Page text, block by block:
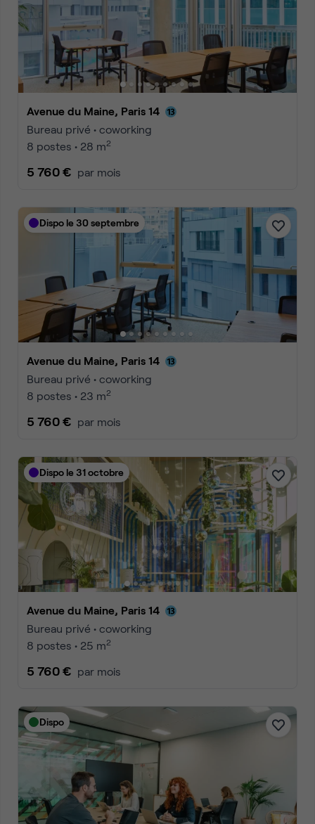
Avenue du Maine, Paris 14
Bureau privé • coworking
8 postes • 28 m2
5 760 € par mois
Dispo le 30 septembre
Avenue du Maine, Paris 14
Bureau privé • coworking
8 postes • 23 m2
5 760 € par mois
Dispo le 31 octobre
Avenue du Maine, Paris 14
Bureau privé • coworking
8 postes • 25 m2
5 760 € par mois
Dispo